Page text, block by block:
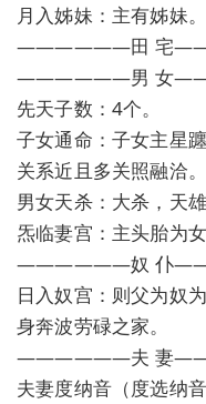
月入姊妹：主有姊妹。
——————田 宅
——————男 女
先天子数：4个。
子女通命：子女主星
关系近且多关照融洽。
男女天杀：大杀，天
炁临妻宫：主头胎为
——————奴 仆
日入奴宫：则父为奴
身奔波劳碌之家。
——————夫 妻
夫妻度纳音（度选纳